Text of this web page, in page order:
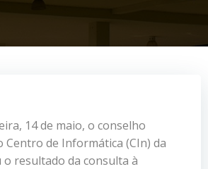
14 de maio, o conselho
de Informática (CIn) da
o resultado da consulta à